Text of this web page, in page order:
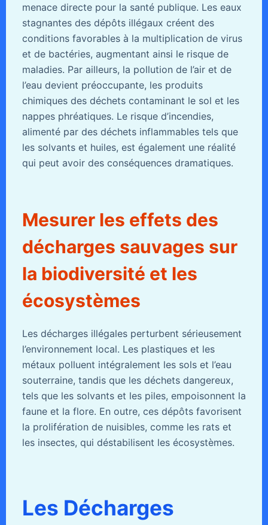
menace directe pour la santé publique. Les eaux
stagnantes des dépôts illégaux créent des
conditions favorables à la multiplication de virus
et de bactéries, augmentant ainsi le risque de
maladies. Par ailleurs, la pollution de l’air et de
l’eau devient préoccupante, les produits
chimiques des déchets contaminant le sol et les
nappes phréatiques. Le risque d’incendies,
alimenté par des déchets inflammables tels que
les solvants et huiles, est également une réalité
qui peut avoir des conséquences dramatiques.
Mesurer les effets des
décharges sauvages sur
la biodiversité et les
écosystèmes
Les décharges illégales perturbent sérieusement
l’environnement local. Les plastiques et les
métaux polluent intégralement les sols et l’eau
souterraine, tandis que les déchets dangereux,
tels que les solvants et les piles, empoisonnent la
faune et la flore. En outre, ces dépôts favorisent
la prolifération de nuisibles, comme les rats et
les insectes, qui déstabilisent les écosystèmes.
Les Décharges